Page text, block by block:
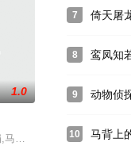
格，不作不死是他的人生
以跨世纪的二十年为时
1.0
马光泽,鲍蕾,李竹
7 倚天屠
8 鸾凤知
9 动物侦
10 马背上